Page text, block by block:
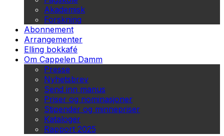
Akademisk
Forskning
Abonnement
Arrangementer
Elling bokkafé
Om Cappelen Damm
Presse
Nyhetsbrev
Send inn manus
Priser og nominasjoner
Stipender og minnepriser
Kataloger
Rapport 2025